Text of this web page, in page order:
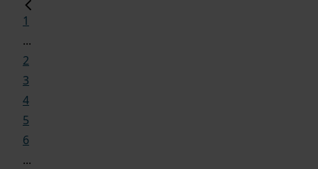
1
...
2
3
4
5
6
...